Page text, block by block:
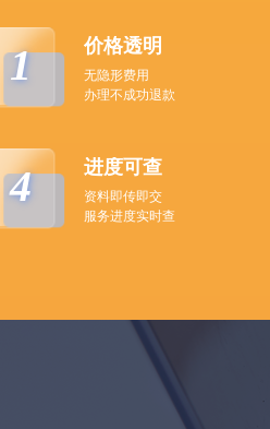
1 价格透明
无隐形费用
办理不成功退款
4 进度可查
资料即传即交
服务进度实时查